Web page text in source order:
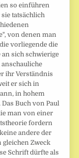
so einführen
tatsächlich
von denen man
vorliegende die
an sich schwierige
anschauliche
ihr Verständnis
er sich in
in hohem
Das Buch von Paul
man von einer
fordern
andere der
gleichen Zweck
Schrift dürfte als